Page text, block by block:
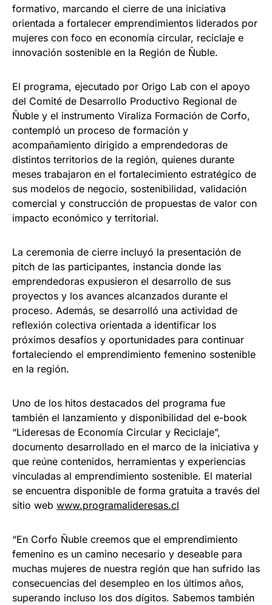
formativo, marcando el cierre de una iniciativa
orientada a fortalecer emprendimientos liderados por
mujeres con foco en economía circular, reciclaje e
innovación sostenible en la Región de Ñuble.
El programa, ejecutado por Origo Lab con el apoyo
del Comité de Desarrollo Productivo Regional de
Ñuble y el instrumento Viraliza Formación de Corfo,
contempló un proceso de formación y
acompañamiento dirigido a emprendedoras de
distintos territorios de la región, quienes durante
meses trabajaron en el fortalecimiento estratégico de
sus modelos de negocio, sostenibilidad, validación
comercial y construcción de propuestas de valor con
impacto económico y territorial.
La ceremonia de cierre incluyó la presentación de
pitch de las participantes, instancia donde las
emprendedoras expusieron el desarrollo de sus
proyectos y los avances alcanzados durante el
proceso. Además, se desarrolló una actividad de
reflexión colectiva orientada a identificar los
próximos desafíos y oportunidades para continuar
fortaleciendo el emprendimiento femenino sostenible
en la región.
Uno de los hitos destacados del programa fue
también el lanzamiento y disponibilidad del e-book
“Lideresas de Economía Circular y Reciclaje”,
documento desarrollado en el marco de la iniciativa y
que reúne contenidos, herramientas y experiencias
vinculadas al emprendimiento sostenible. El material
se encuentra disponible de forma gratuita a través del
sitio web www.programalideresas.cl
“En Corfo Ñuble creemos que el emprendimiento
femenino es un camino necesario y deseable para
muchas mujeres de nuestra región que han sufrido las
consecuencias del desempleo en los últimos años,
superando incluso los dos dígitos. Sabemos también